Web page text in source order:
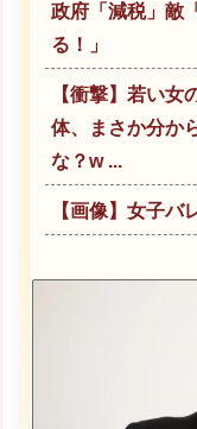
政府「減税」敵
る！」
【衝撃】若い女
体、まさか分か
な？w ...
【画像】女子バ